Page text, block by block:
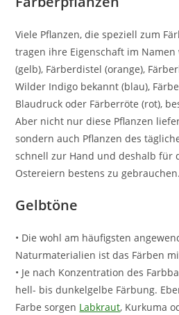
Viele Pflanzen, die speziell zum
tragen ihre Eigenschaft im
(gelb), Färberdistel (orange),
Wilder Indigo bekannt (blau),
Blaudruck oder Färberröte (rot),
Aber nicht nur diese Pflanzen
sondern auch Pflanzen des
schnell zur Hand und deshalb für
Ostereiern bestens zu gebrauchen.
Gelbtöne
• Die wohl am häufigsten
Naturmaterialien ist das Färben
• Je nach Konzentration des
hell- bis dunkelgelbe Färbung.
Farbe sorgen Labkraut, Kurkuma